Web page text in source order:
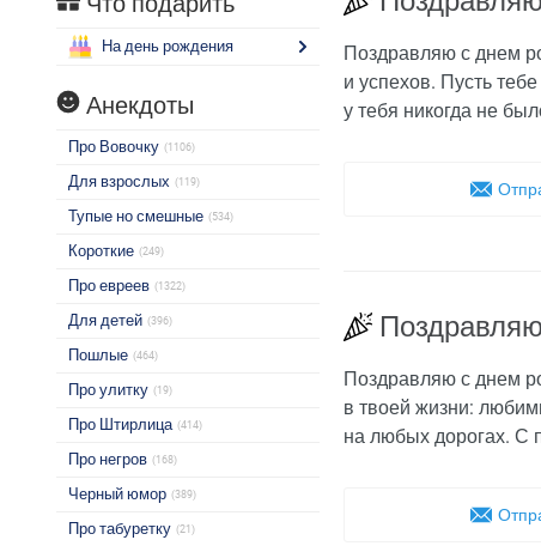
На день рождения
Анекдоты
Про Вовочку (1106)
Для взрослых (119)
Тупые но смешные (534)
Короткие (249)
Про евреев (1322)
Для детей (396)
Пошлые (464)
Про улитку (19)
Про Штирлица (414)
Про негров (168)
Черный юмор (389)
Про табуретку (21)
Поздравляю с днем
и успехов. Пусть
у тебя никогда не
Поздравляю с днем
в твоей жизни:
на любых дорогах. С